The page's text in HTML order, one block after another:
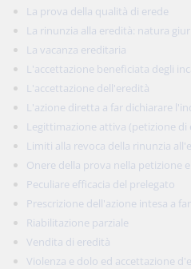
La prova della qualità di erede
La rinunzia alla eredità: natura
La vacanza ereditaria
L'accettazione beneficiata degli
L'accettazione dell'eredità
L'azione diretta a far dichiarare
Legittimazione attiva (petizione di
Limiti alla revoca della rinunzia
Onere della prova nella petizione
Peculiare efficacia del prelegato
Prescrizione dell'azione intesa a
Riabilitazione parziale
Vendita di eredità
Violenza e dolo ed accettazione